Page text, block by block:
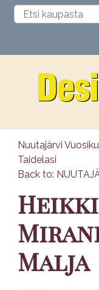
Nuutajärvi
Taidelasi
Back to:
Malja